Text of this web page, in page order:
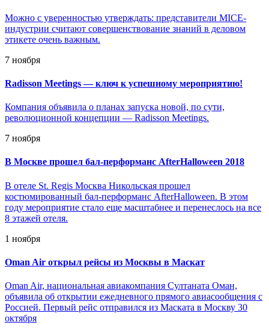
Можно с уверенностью утверждать: представители MICE-
индустрии считают совершенствование знаний в деловом
этикете очень важным.
7 ноября
Radisson Meetings — ключ к успешному мероприятию!
Компания объявила о планах запуска новой, по сути,
революционной концепции — Radisson Meetings.
7 ноября
В Москве прошел бал-перформанс AfterHalloween 2018
В отеле St. Regis Москва Никольская прошел
костюмированный бал-перформанс AfterHalloween. В этом
году мероприятие стало еще масштабнее и перенеслось на все
8 этажей отеля.
1 ноября
Oman Air открыл рейсы из Москвы в Маскат
Oman Air, национальная авиакомпания Султаната Оман,
объявила об открытии ежедневного прямого авиасообщения с
Россией. Первый рейс отправился из Маската в Москву 30
октября